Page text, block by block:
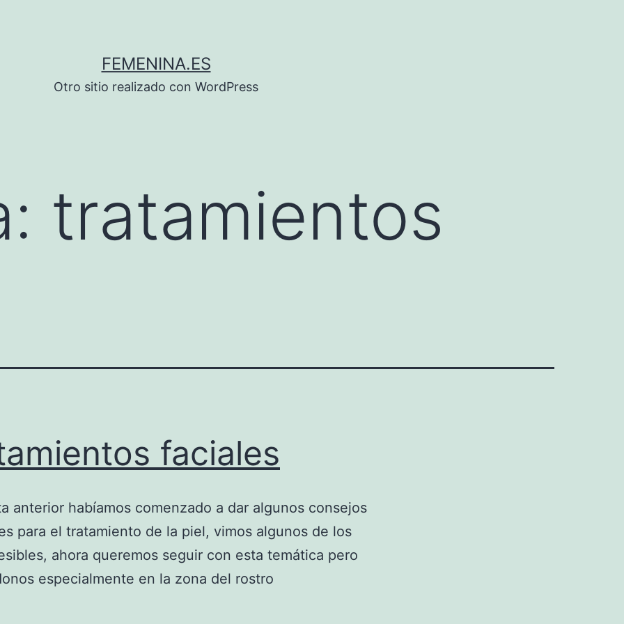
FEMENINA.ES
Otro sitio realizado con WordPress
tratamientos
faciales
anterior habíamos comenzado a dar algunos consejos
para el tratamiento de la piel, vimos algunos de los
ahora queremos seguir con esta temática pero
especialmente en la zona del rostro